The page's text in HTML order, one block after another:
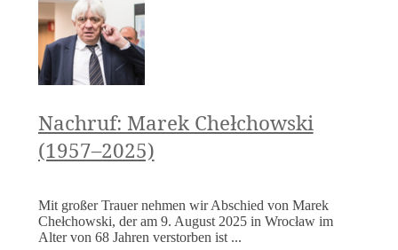
Nachruf: Marek Chełchowski
(1957–2025)
Mit großer Trauer nehmen wir Abschied von Marek
Chełchowski, der am 9. August 2025 in Wrocław im
Alter von 68 Jahren verstorben ist ...